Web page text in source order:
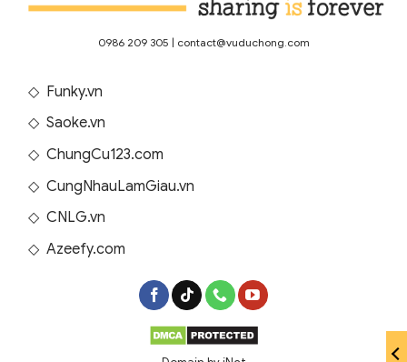
0986 209 305 | contact@vuduchong.com
◇ Funky.vn
◇ Saoke.vn
◇ ChungCu123.com
◇ CungNhauLamGiau.vn
◇ CNLG.vn
◇ Azeefy.com